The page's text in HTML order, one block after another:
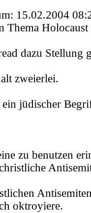
15.02.2004
Thema Holocaust
dazu Stellung
zweierlei.
jüdischer
zu benutzen
oktroyiere.